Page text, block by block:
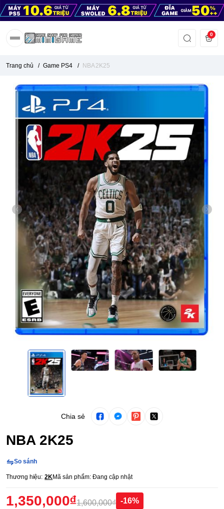
0
Trang chủ / Game PS4 / NBA 2K25
Chia sẻ
NBA 2K25
So sánh
Thương hiệu: 2KMã sản phẩm: Đang cập nhật
1,350,000₫1,600,000₫ -16%